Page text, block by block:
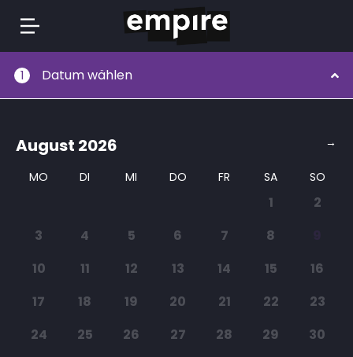
zum1 Datum wählen
→
August 2026
MO DI MI DO FR SA SO
1
2
3
4 5 6 7 8
10
11 12 13 14 15
16
17
18 19 20 21 22
23
24
25 26 27 28 29
30